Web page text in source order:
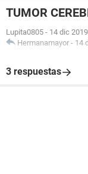
TUMOR
Lupita0805 - 14 dic
Hermanamayor - 14
3 respuestas